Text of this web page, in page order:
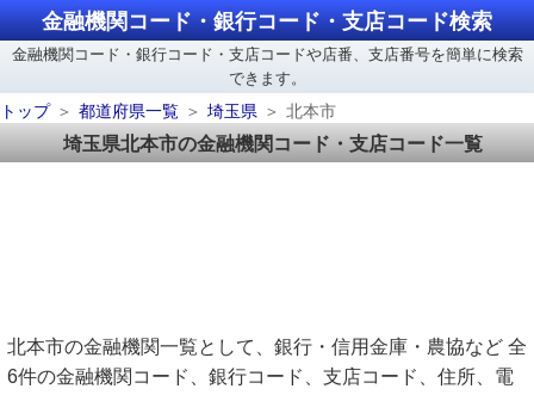
金融機関コード・銀行コード・支店コード検索
金融機関コード・銀行コード・支店コードや店番、支店番号を簡単に検索
できます。
トップ
都道府県一覧 埼玉県 北本市
埼玉県北本市の金融機関コード・支店コード一覧
北本市の金融機関一覧として、銀行・信用金庫・農協など 全
6件の金融機関コード、銀行コード、支店コード、住所、電